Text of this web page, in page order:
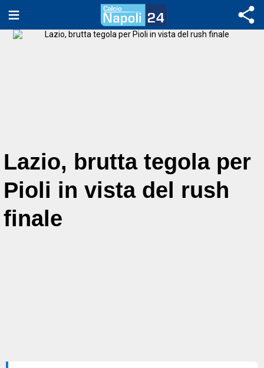
Lazio, brutta tegola per
Pioli in vista del rush
finale